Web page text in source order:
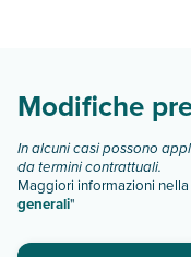
Modifiche
In alcuni casi possono
da termini contrattuali.
Maggiori informazioni
generali"